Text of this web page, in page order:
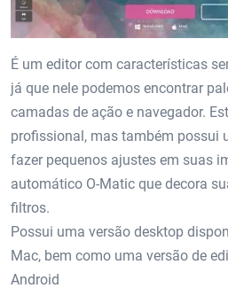
É um editor com características
já que nele podemos encontrar
camadas de ação e navegador.
profissional, mas também possui
fazer pequenos ajustes em suas
automático O-Matic que decora
filtros.
Possui uma versão desktop
Mac, bem como uma versão de
Android